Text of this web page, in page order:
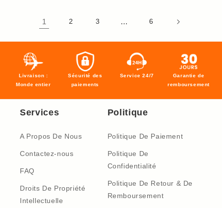
1 2 3 … 6
Livraison :
Monde entier
Sécurité des
paiements
Service 24/7
Garantie de
remboursement
Services
A Propos De Nous
Contactez-nous
FAQ
Droits De Propriété
Intellectuelle
Politique
Politique De Paiement
Politique De
Confidentialité
Politique De Retour & De
Remboursement